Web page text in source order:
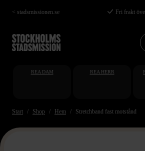
Hoppa
till
huvudinnehåll
< stadsmissionen.se Fri frakt
REA DAM REA HERR
Start Shop Hem Stretchband fast motstånd